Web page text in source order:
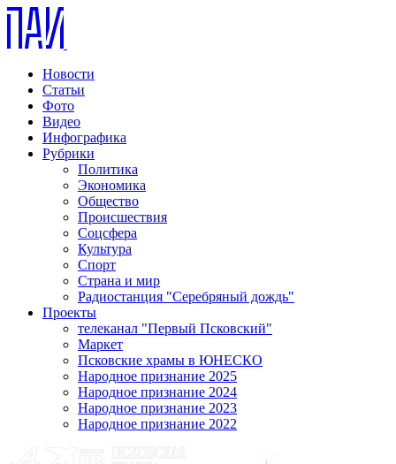
Новости
Статьи
Фото
Видео
Инфографика
Рубрики
Политика
Экономика
Общество
Происшествия
Соцсфера
Культура
Спорт
Страна и мир
Радиостанция "Серебряный дождь"
Проекты
телеканал "Первый Псковский"
Маркет
Псковские храмы в ЮНЕСКО
Народное признание 2025
Народное признание 2024
Народное признание 2023
Народное признание 2022